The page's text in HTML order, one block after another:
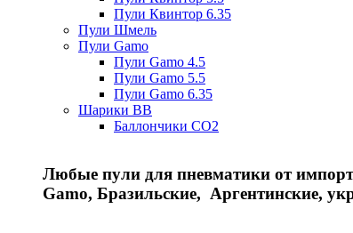
Пули Квинтор 6.35
Пули Шмель
Пули Gamo
Пули Gamo 4.5
Пули Gamo 5.5
Пули Gamo 6.35
Шарики BB
Баллончики CO2
Любые пули для пневматики от
Gamo, Бразильские, Аргентинские,